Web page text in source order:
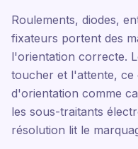
Roulements, diodes,
fixateurs portent des
l'orientation correcte.
toucher et l'attente, ce
d'orientation comme
les sous-traitants
résolution lit le